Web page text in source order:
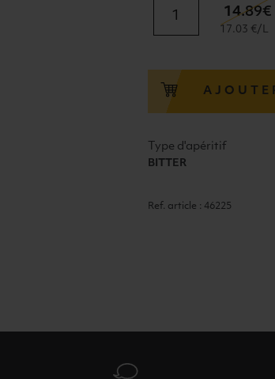
APERITIVO
11°
14.89€
17.03 €/L
Type d'apéritif
BITTER
Ref. article : 46225